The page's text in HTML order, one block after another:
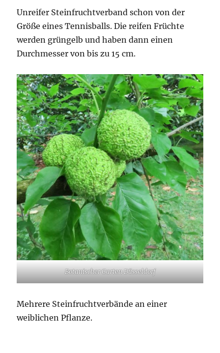
Unreifer Steinfruchtverband schon von der
Größe eines Tennisballs. Die reifen Früchte
werden grüngelb und haben dann einen
Durchmesser von bis zu 15 cm.
Botanischer Garten Düsseldorf
Mehrere Steinfruchtverbände an einer
weiblichen Pflanze.